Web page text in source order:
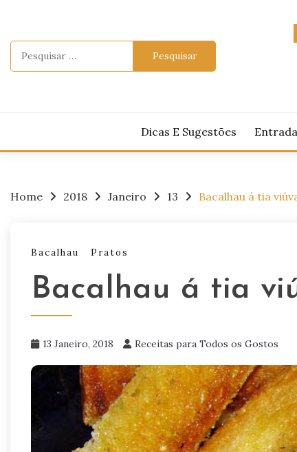
content
Dicas E Sugestões
Home 2018 Janeiro 13 Bacalhau á tia
Bacalhau Pratos
Bacalhau á tia
13 Janeiro, 2018 Receitas para Todos os Gostos